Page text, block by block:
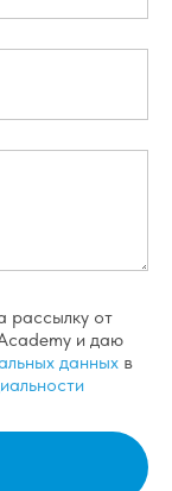
рассылку от
и даю
данных в